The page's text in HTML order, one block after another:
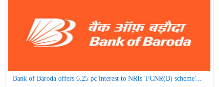
Bank of Baroda offers 6.25 pc interest to NRIs 'FCNR(B) scheme'...